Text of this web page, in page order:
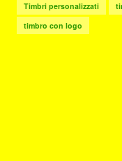
Timbri personalizzati
timbro con logo